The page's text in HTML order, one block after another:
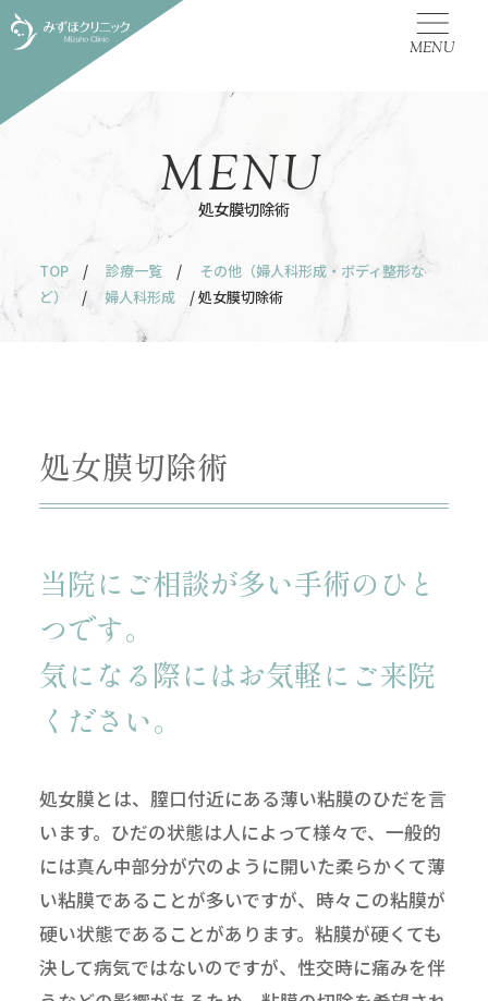
MENU
処女膜切除術
MENU
TOP / 診療一覧 /
その他（婦人科形成・ボディ整形な
ど）
/ 婦人科形成 / 処女膜切除術
処女膜切除術
当院にご相談が多い手術のひと
つです。
気になる際にはお気軽にご来院
ください。
処女膜とは、膣口付近にある薄い粘膜のひだを言
います。ひだの状態は人によって様々で、一般的
には真ん中部分が穴のように開いた柔らかくて薄
い粘膜であることが多いですが、時々この粘膜が
硬い状態であることがあります。粘膜が硬くても
決して病気ではないのですが、性交時に痛みを伴